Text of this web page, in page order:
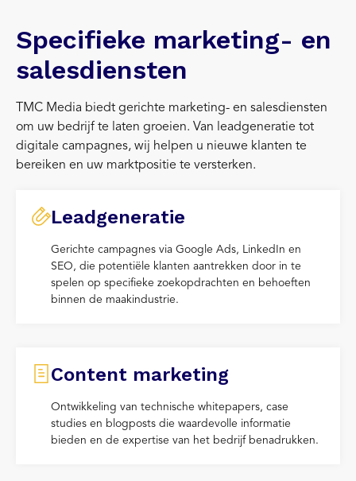
Specifieke marketing- en
salesdiensten
TMC Media biedt gerichte marketing- en salesdiensten
om uw bedrijf te laten groeien. Van leadgeneratie tot
digitale campagnes, wij helpen u nieuwe klanten te
bereiken en uw marktpositie te versterken.
Leadgeneratie
Gerichte campagnes via Google Ads, LinkedIn en
SEO, die potentiële klanten aantrekken door in te
spelen op specifieke zoekopdrachten en behoeften
binnen de maakindustrie.
Content marketing
Ontwikkeling van technische whitepapers, case
studies en blogposts die waardevolle informatie
bieden en de expertise van het bedrijf benadrukken.